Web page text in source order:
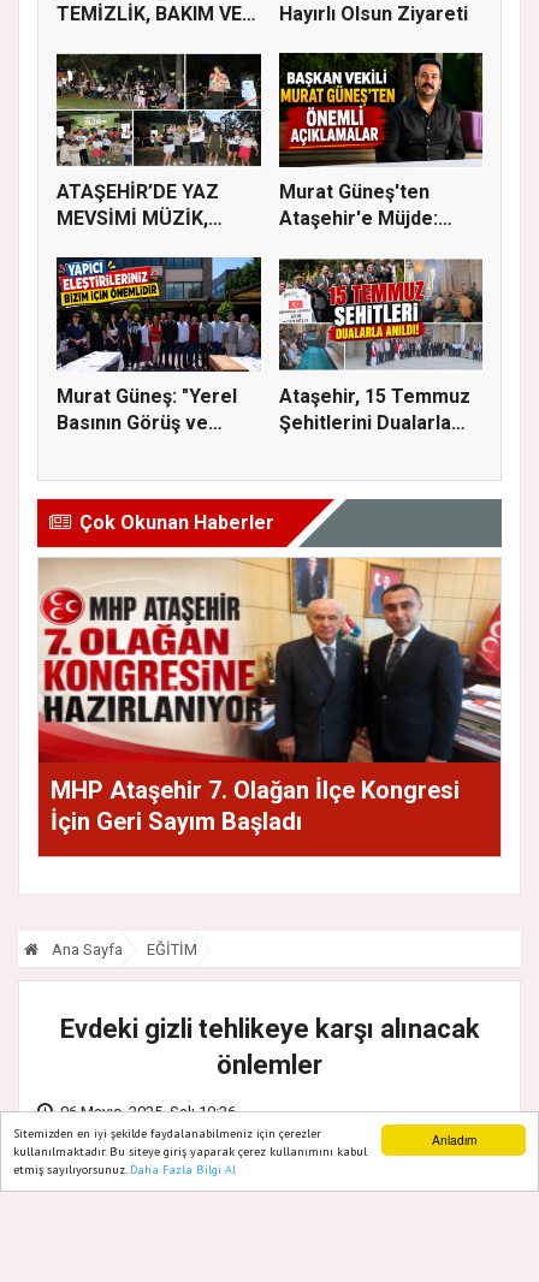
Anladım
Sitemizden en iyi şekilde faydalanabilmeniz için çerezler
kullanılmaktadır. Bu siteye giriş yaparak çerez kullanımını kabul
etmiş sayılıyorsunuz. Daha Fazla Bilgi Al
TEMİZLİK, BAKIM VE
Hayırlı Olsun Ziyareti
ATAŞEHİR’DE YAZ
MEVSİMİ MÜZİK,
Murat Güneş'ten
Ataşehir'e Müjde:
Murat Güneş: "Yerel
Basının Görüş ve
Ataşehir, 15 Temmuz
Şehitlerini Dualarla
Çok Okunan Haberler
MHP Ataşehir 7. Olağan İlçe Kongresi
İçin Geri Sayım Başladı
Ana Sayfa EĞİTİM
Evdeki gizli tehlikeye karşı alınacak
önlemler
06 Mayıs, 2025, Salı 19:36
Ana Sayfa Web TV